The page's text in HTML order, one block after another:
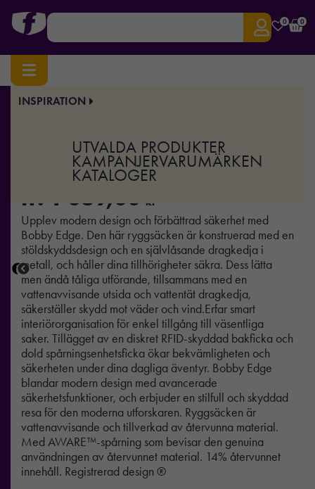
0 0
INSPIRATION
UTVALDA PRODUKTER
KAMPANJERVARUMÄRKEN
KATALOGER
Hem/Väskor & Researtiklar
Bobby Edge
fr. 1 069,00 kr
Upplev modern design och förbättrad säkerhet med
Bobby Edge. Den här ryggsäcken är konstruerad med en
stöldskyddsdesign och en självlåsande dragkedja i
metall, och håller dina tillhörigheter säkra. Dess lätta
men ändå tåliga utförande, tillsammans med en
vattenavvisande utsida och vattentät dragkedja,
säkerställer skydd mot väder och vind.Erfar smart
interiörorganisation för enkel tillgång till väsentliga
saker. Tillägget av en diskret RFID-skyddad bakficka och
dold spårningsenhetsficka ökar bekvämligheten och
säkerheten under dina dagliga äventyr. Bobby Edge
blandar modern design med avancerade
säkerhetsfunktioner, och erbjuder en stilfull och skyddad
resa för den moderna utforskaren. Ryggsäcken är
vattenavvisande och tillverkad av återvunna material.
Med AWARE™-spårning som bevisar den genuina
användningen av återvunnet material. 14% återvunnet
innehåll. Registrerad design ®